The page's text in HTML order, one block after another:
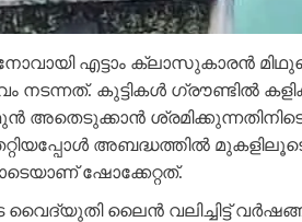
എട്ടാം ക്ലാസുകാരന്‍
കുട്ടികള്‍ ഗ്രൗണ്ടില്‍
അതെടുക്കാന്‍
അബദ്ധത്തില്‍
ഷോക്കേറ്റത്.
ലൈന്‍ വലിച്ചിട്ട്